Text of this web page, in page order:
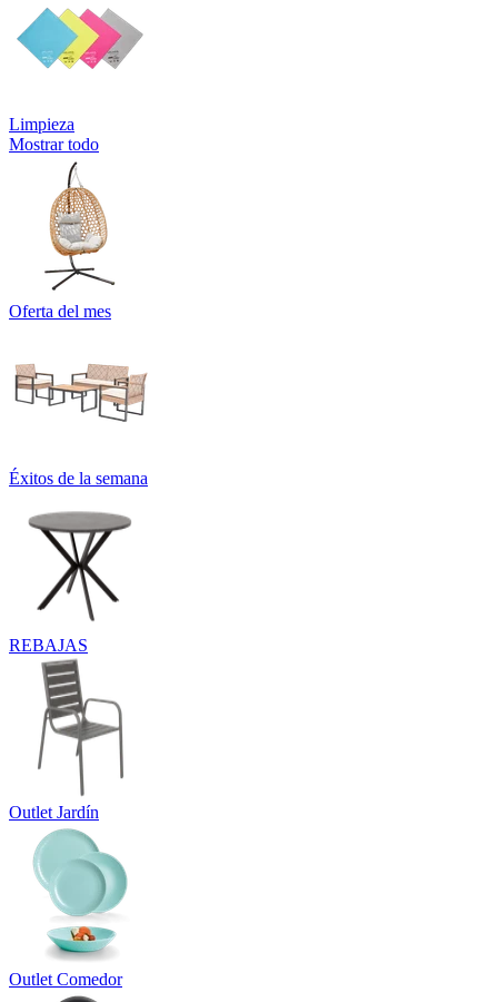
Limpieza
Mostrar todo
Oferta del mes
Éxitos de la semana
REBAJAS
Outlet Jardín
Outlet Comedor